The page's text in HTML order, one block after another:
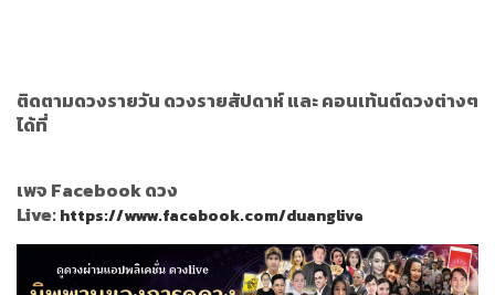
ติดตามดวงรายวัน ดวงรายสัปดาห์ และ คอนเท้นต์ดวงต่างๆ
ได้ที่
เพจ Facebook ดวง
Live:https://www.facebook.com/duanglive